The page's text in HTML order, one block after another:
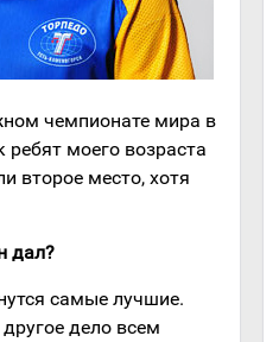
чемпионате мира в
моего возраста
второе место, хотя
дал?
самые лучшие.
дело всем